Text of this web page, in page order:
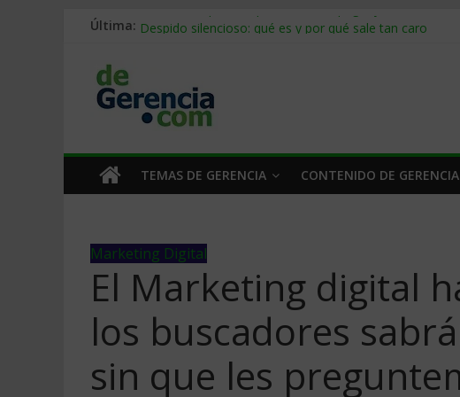
Última: Stablecoins para empresas: cómo pagar y cobrar en
Trabajo forzoso en la cadena de suministro: qué hacer
Mercado hispano de EE. UU.: cómo segmentarlo y
TEMAS DE GERENCIA CONTENIDO DE GERENCIA
Marketing Digital
El Marketing digital
los buscadores
sin que les